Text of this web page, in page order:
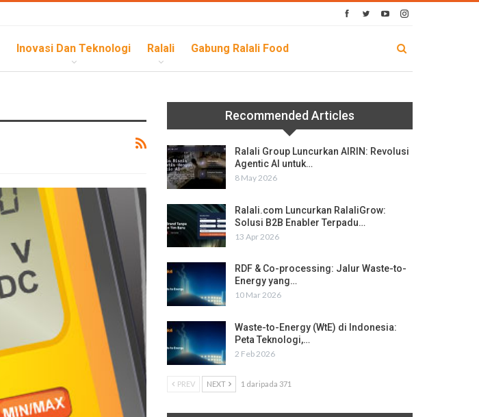
Inovasi Dan Teknologi Ralali Gabung Ralali Food
Recommended Articles
Ralali Group Luncurkan AIRIN: Revolusi
Agentic AI untuk…
8 May 2026
Ralali.com Luncurkan RalaliGrow:
Solusi B2B Enabler Terpadu…
13 Apr 2026
RDF & Co-processing: Jalur Waste-to-
Energy yang…
10 Mar 2026
Waste-to-Energy (WtE) di Indonesia:
Peta Teknologi,…
2 Feb 2026
PREV NEXT 1 daripada 371